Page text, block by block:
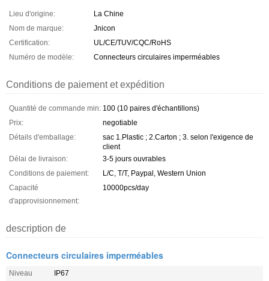
Lieu d'origine:
La Chine
Nom de marque:
Jnicon
Certification:
UL/CE/TUV/CQC/RoHS
Numéro de modèle:
Connecteurs circulaires imperméables
Conditions de paiement et expédition
Quantité de commande min: 100 (10 paires d'échantillons)
Prix:
negotiable
Détails d'emballage:
sac 1.Plastic ; 2.Carton ; 3. selon l'exigence de
client
Délai de livraison:
3-5 jours ouvrables
Conditions de paiement:
L/C, T/T, Paypal, Western Union
Capacité
d'approvisionnement:
10000pcs/day
description de
Connecteurs circulaires imperméables
Niveau
IP67